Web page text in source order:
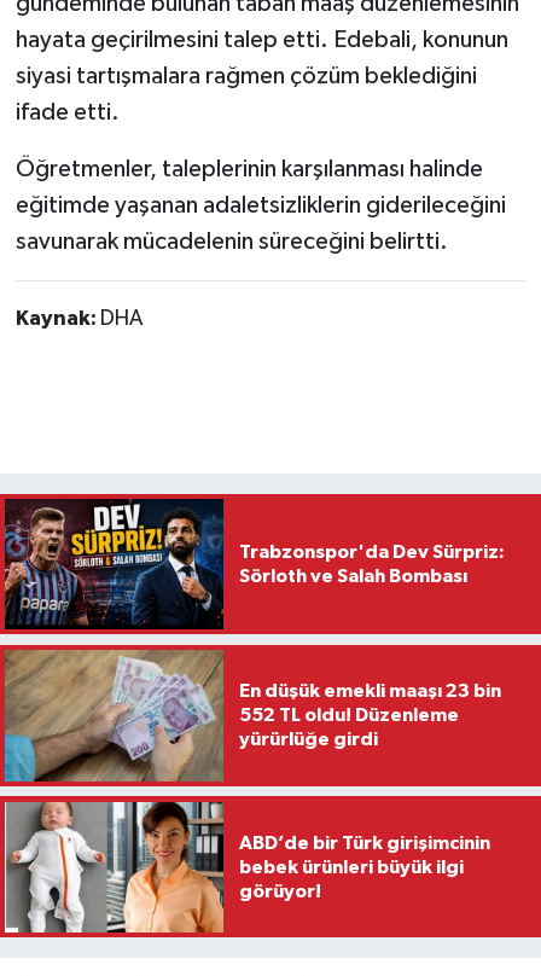
hayata geçirilmesini talep etti. Edebali, konunun
siyasi tartışmalara rağmen çözüm beklediğini
ifade etti.
Öğretmenler, taleplerinin karşılanması halinde
eğitimde yaşanan adaletsizliklerin giderileceğini
savunarak mücadelenin süreceğini belirtti.
Kaynak: DHA
Trabzonspor'da Dev Sürpriz:
Sörloth ve Salah Bombası
En düşük emekli maaşı 23 bin
552 TL oldu! Düzenleme
yürürlüğe girdi
ABD’de bir Türk girişimcinin
bebek ürünleri büyük ilgi
görüyor!